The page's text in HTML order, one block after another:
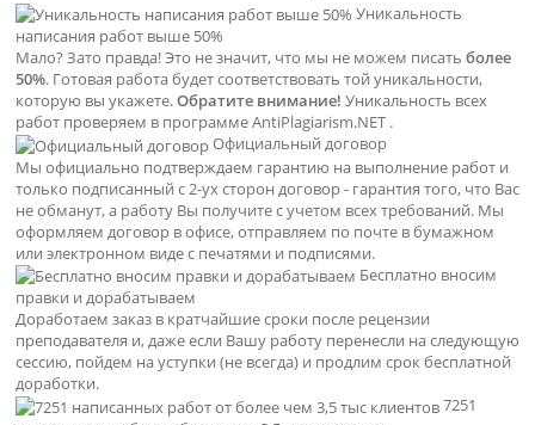
Уникальность
написания работ выше 50%
Мало? Зато правда! Это не значит, что мы не можем писать более
50%. Готовая работа будет соответствовать той уникальности,
которую вы укажете.Обратите внимание! Уникальность всех
работ проверяем в программе AntiPlagiarism.NET .
Официальный договор
Мы официально подтверждаем гарантию на выполнение работ и
только подписанный с 2-ух сторон договор - гарантия того, что Вас
не обманут, а работу Вы получите с учетом всех требований. Мы
оформляем договор в офисе, отправляем по почте в бумажном
или электронном виде с печатями и подписями.
Бесплатно вносим
правки и дорабатываем
Доработаем заказ в кратчайшие сроки после рецензии
преподавателя и, даже если Вашу работу перенесли на следующую
сессию, пойдем на уступки (не всегда) и продлим срок бесплатной
доработки.
7251